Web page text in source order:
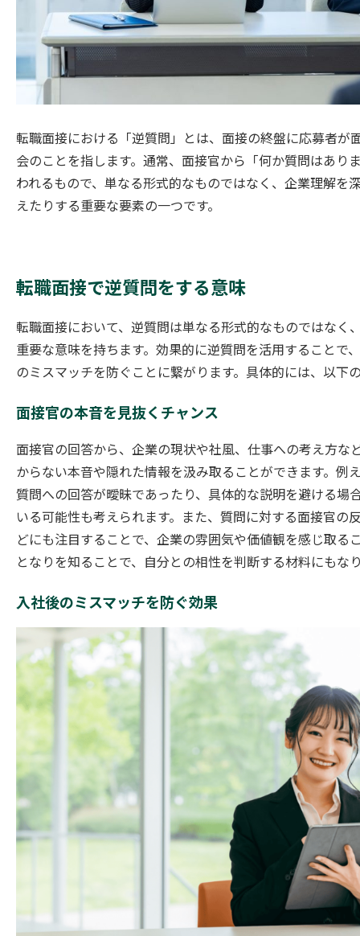
転職面接における「逆質問」とは、面接の終盤に応募者が
会のことを指します。通常、面接官から「何か質問はあり
われるもので、単なる形式的なものではなく、企業理解を
えたりする重要な要素の一つです。
転職面接で逆質問をする意味
転職面接において、逆質問は単なる形式的なものではなく
重要な意味を持ちます。効果的に逆質問を活用することで
のミスマッチを防ぐことに繋がります。具体的には、以下
面接官の本音を見抜くチャンス
面接官の回答から、企業の現状や社風、仕事への考え方な
からない本音や隠れた情報を汲み取ることができます。例
質問への回答が曖昧であったり、具体的な説明を避ける場
いる可能性も考えられます。また、質問に対する面接官の
どにも注目することで、企業の雰囲気や価値観を感じ取る
となりを知ることで、自分との相性を判断する材料にもな
入社後のミスマッチを防ぐ効果